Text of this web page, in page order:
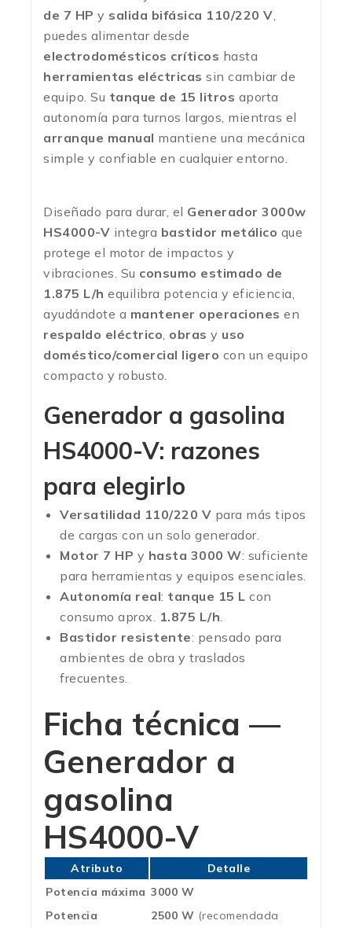
de 7 HP y salida bifásica 110/220 V,
puedes alimentar desde
electrodomésticos críticos hasta
herramientas eléctricas sin cambiar de
equipo. Su tanque de 15 litros aporta
autonomía para turnos largos, mientras el
arranque manual mantiene una mecánica
simple y confiable en cualquier entorno.
Diseñado para durar, el Generador 3000w
HS4000-V integra bastidor metálico que
protege el motor de impactos y
vibraciones. Su consumo estimado de
1.875 L/h equilibra potencia y eficiencia,
ayudándote a mantener operaciones en
respaldo eléctrico, obras y uso
doméstico/comercial ligero con un equipo
compacto y robusto.
Generador a gasolina
HS4000-V: razones
para elegirlo
Versatilidad 110/220 V para más tipos
de cargas con un solo generador.
Motor 7 HP y hasta 3000 W: suficiente
para herramientas y equipos esenciales.
Autonomía real: tanque 15 L con
consumo aprox. 1.875 L/h.
Bastidor resistente: pensado para
ambientes de obra y traslados
frecuentes.
Ficha técnica —
Generador a
gasolina
HS4000-V
Atributo
Detalle
Potencia máxima 3000 W
Potencia
2500 W (recomendada